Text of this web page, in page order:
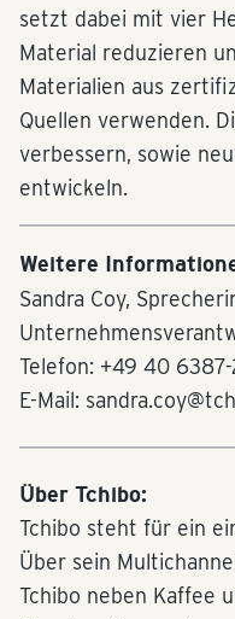
setzt dabei mit vier
Material reduzieren
Materialien aus
Quellen verwenden.
verbessern, sowie
entwickeln.
Weitere
Sandra Coy,
Telefon: +49 40 6387-
E-Mail:
Über Tchibo:
Tchibo steht für ein
Über sein
Tchibo neben Kaffee